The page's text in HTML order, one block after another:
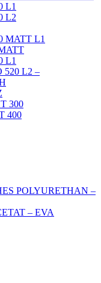
L1
L2
MATT L1
L1
L2 –
300
400
POLYURETHAN –
– EVA